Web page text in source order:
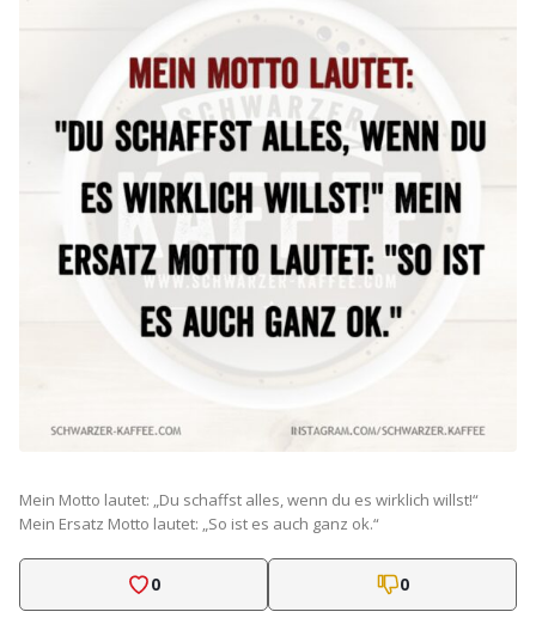
Mein Motto lautet: „Du schaffst alles, wenn du es wirklich willst!“
Mein Ersatz Motto lautet: „So ist es auch ganz ok.“
0 0